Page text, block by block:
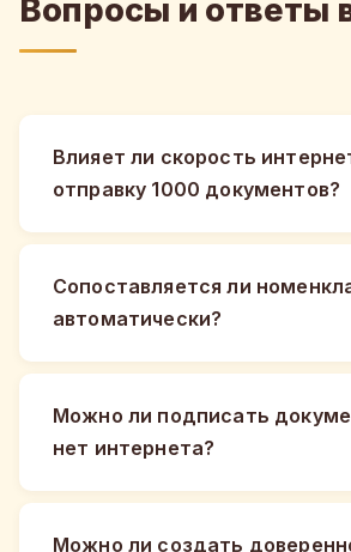
Вопросы и ответы
Влияет ли скорость
отправку 1000 документов?
Сопоставляется ли
автоматически?
Можно ли подписать
нет интернета?
Можно ли создать